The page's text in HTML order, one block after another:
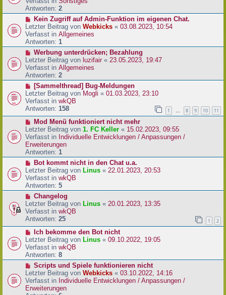
g
i
t
a
g
e
r
B
e
i
t
a
g
Antworten: 2
N
e
u
e
r
B
e
i
t
a
g
Kein Zugriff auf Admin-Funktion im eigenen Chat.
Letzter Beitrag von Webkicks « 03.08.2023, 10:54
Verfasst in Allgemeines
Antworten: 1
N
e
u
e
r
B
e
i
t
a
g
Werbung unterdrücken; Bezahlung
Letzter Beitrag von luzifair « 23.05.2023, 19:47
Verfasst in Allgemeines
Antworten: 2
N
e
u
e
r
B
e
i
t
r
a
g
[Sammelthread] Bug-Meldungen
Letzter Beitrag von Mogli « 01.03.2023, 23:10
Verfasst in wkQB
Antworten: 158 1 … 8 9 10 11
N
e
u
e
r
B
e
i
t
r
a
g
Mod Menü funktioniert nicht mehr
Letzter Beitrag von 1. FC Keller « 15.02.2023, 09:55
Verfasst in Individuelle Entwicklungen / Anpassungen /
Erweiterungen
Antworten: 1
N
e
u
e
r
B
e
i
t
a
g
Bot kommt nicht in den Chat u.a.
Letzter Beitrag von Linus « 22.01.2023, 20:53
Verfasst in wkQB
Antworten: 5
N
e
u
e
r
B
e
i
t
a
g
Changelog
Letzter Beitrag von Linus « 20.01.2023, 13:35
Verfasst in wkQB
Antworten: 25 1 2
N
e
u
e
r
B
e
i
t
Ich bekomme den Bot nicht
Letzter Beitrag von Linus « 09.10.2022, 19:05
Verfasst in wkQB
Antworten: 8
N
e
u
e
Scripts und Spiele funktionieren nicht
Letzter Beitrag von Webkicks « 03.10.2022, 14:16
Verfasst in Individuelle Entwicklungen / Anpassungen /
Erweiterungen